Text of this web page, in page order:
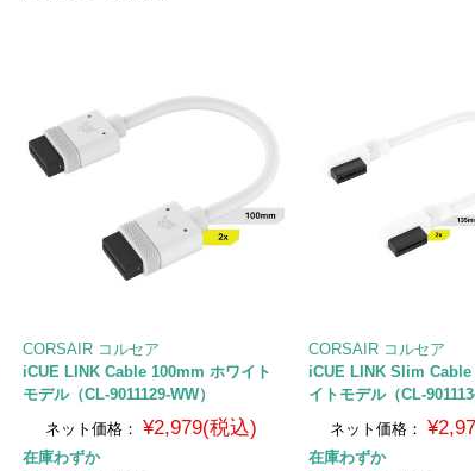
CORSAIR コルセア
iCUE LINK Cable 100mm ホワイト
モデル（CL-9011129-WW）
ネット価格：
¥2,979(税込)
在庫わずか
CORSAIR コルセア
iCUE LINK Slim Cable
イトモデル（CL-
ネット価格：
在庫わずか